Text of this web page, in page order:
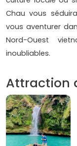
Chau vous
vous aventurer
Nord-Ouest
inoubliables.
Attraction